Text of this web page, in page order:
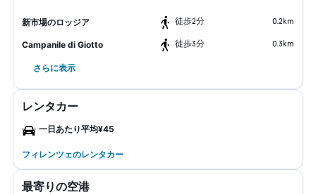
新市場のロッジア ​徒歩2分 0.2km
Campanile di Giotto ​徒歩3分 0.3km
さらに表示
レンタカー
一日あたり平均¥45
フィレンツェのレンタカー
最寄りの空港